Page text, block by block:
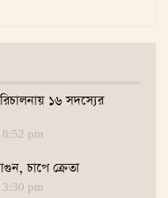
১৬ সদস্যের
pm
চাপে ক্রেতা
pm